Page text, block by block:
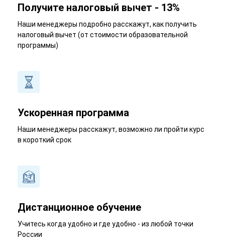
Получите налоговый вычет - 13%
Наши менеджеры подробно расскажут, как получить
налоговый вычет (от стоимости образовательной
программы)
Ускоренная программа
Наши менеджеры расскажут, возможно ли пройти курс
в короткий срок
Дистанционное обучение
Учитесь когда удобно и где удобно - из любой точки
России